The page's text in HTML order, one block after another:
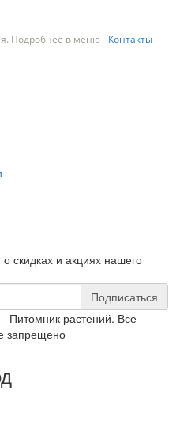
Подробнее в меню - Контакты
о скидках и акциях нашего
Подписаться
Питомник растений. Все
запрещено